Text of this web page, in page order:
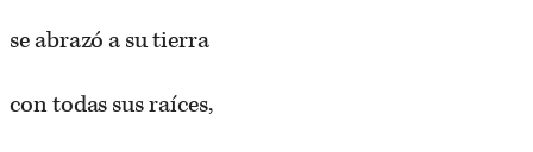
se abrazó a su tierra
con todas sus raíces,